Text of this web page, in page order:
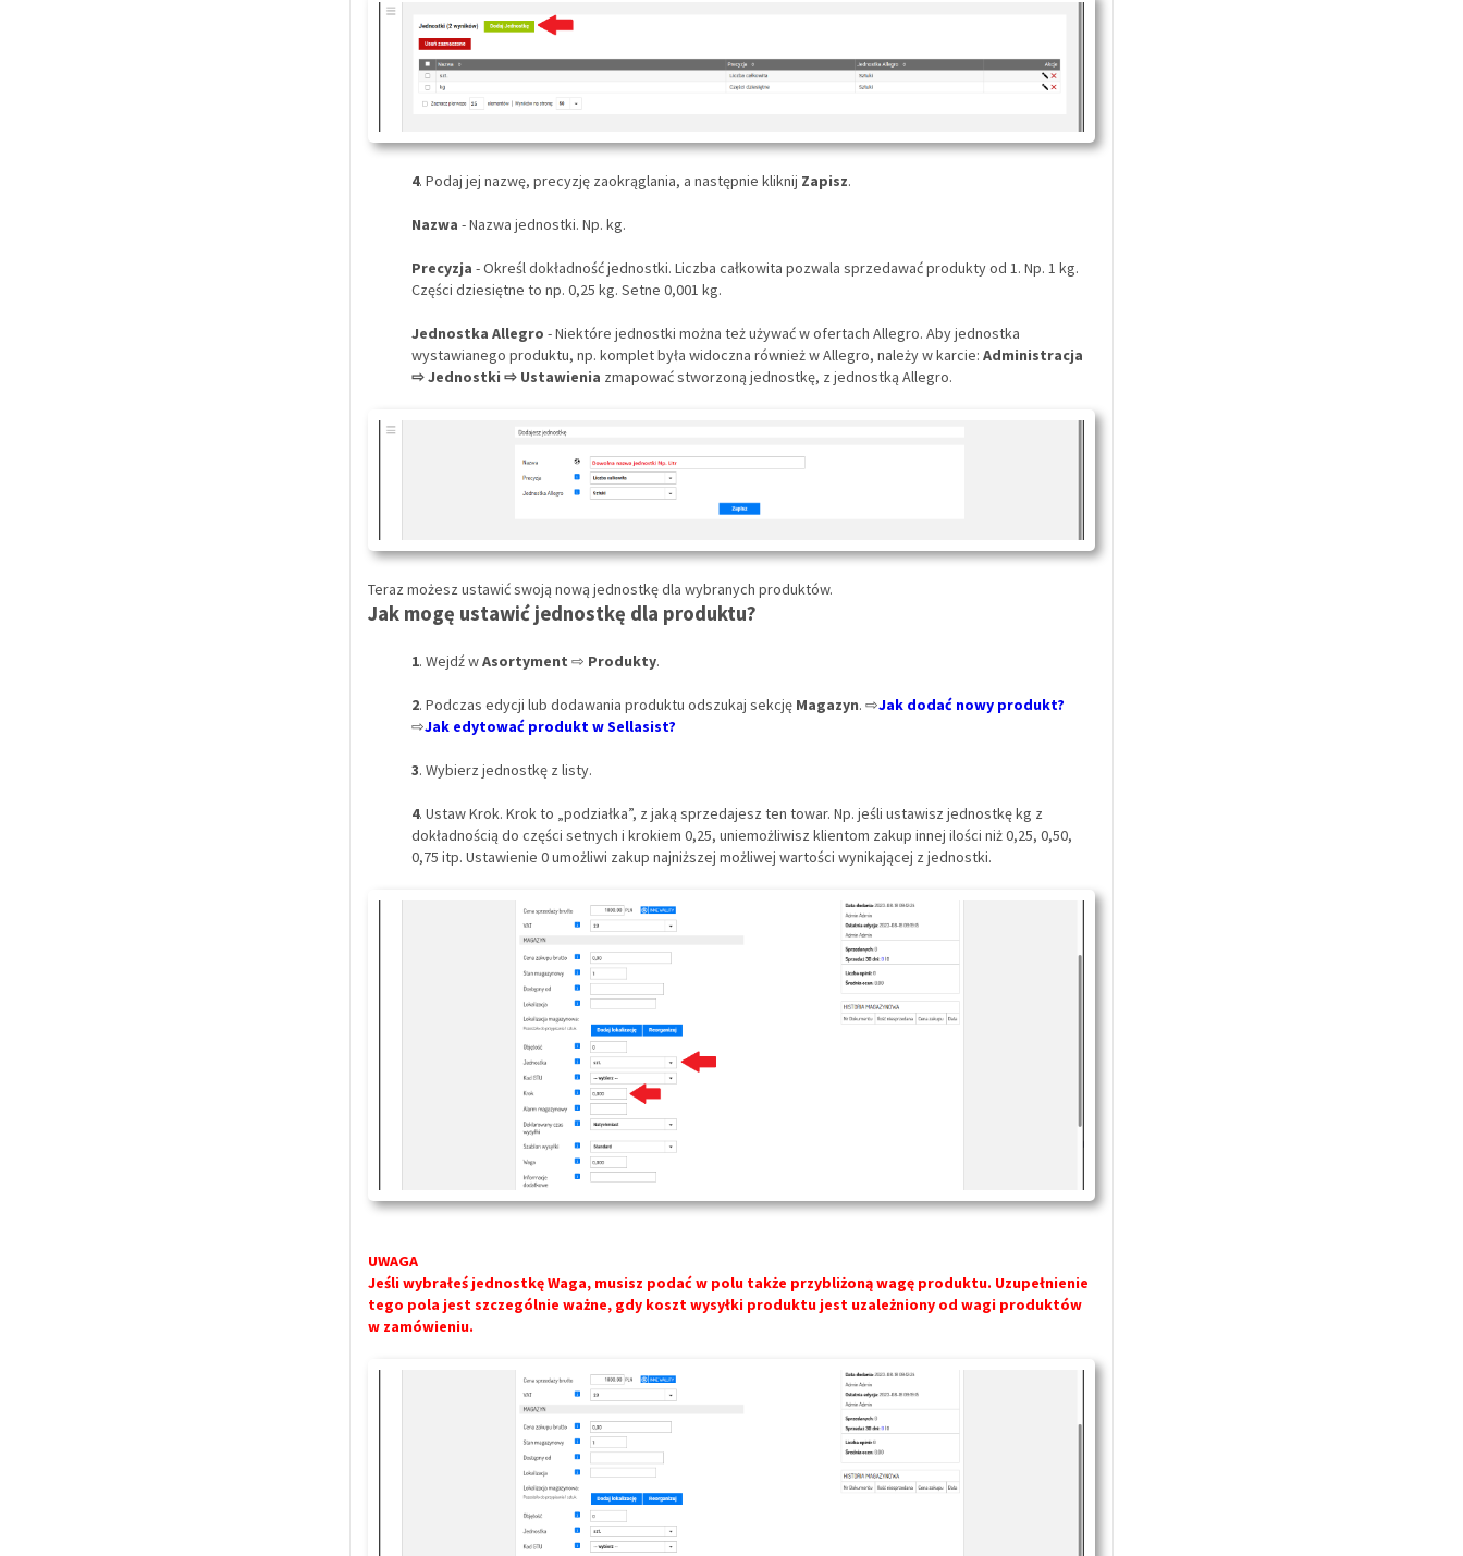
4. Podaj jej nazwę, precyzję zaokrąglania, a następnie kliknij Zapisz.
Nazwa - Nazwa jednostki. Np. kg.
Precyzja - Określ dokładność jednostki. Liczba całkowita pozwala sprzedawać produkty od 1. Np. 1 kg.
Części dziesiętne to np. 0,25 kg. Setne 0,001 kg.
Jednostka Allegro - Niektóre jednostki można też używać w ofertach Allegro. Aby jednostka
wystawianego produktu, np. komplet była widoczna również w Allegro, należy w karcie: Administracja
⇨ Jednostki ⇨ Ustawienia zmapować stworzoną jednostkę, z jednostką Allegro.
Teraz możesz ustawić swoją nową jednostkę dla wybranych produktów.
Jak mogę ustawić jednostkę dla produktu?
1. Wejdź wAsortyment ⇨ Produkty.
2. Podczas edycji lub dodawania produktu odszukaj sekcję Magazyn. ⇨Jak dodać nowy produkt?
⇨Jak edytować produkt w Sellasist?
3. Wybierz jednostkę z listy.
4. Ustaw Krok. Krok to „podziałka”, z jaką sprzedajesz ten towar. Np. jeśli ustawisz jednostkę kg z
dokładnością do części setnych i krokiem 0,25, uniemożliwisz klientom zakup innej ilości niż 0,25, 0,50,
0,75 itp. Ustawienie 0 umożliwi zakup najniższej możliwej wartości wynikającej z jednostki.
UWAGA
Jeśli wybrałeś jednostkę Waga, musisz podać w polu także przybliżoną wagę produktu. Uzupełnienie
tego pola jest szczególnie ważne, gdy koszt wysyłki produktu jest uzależniony od wagi produktów
w zamówieniu.